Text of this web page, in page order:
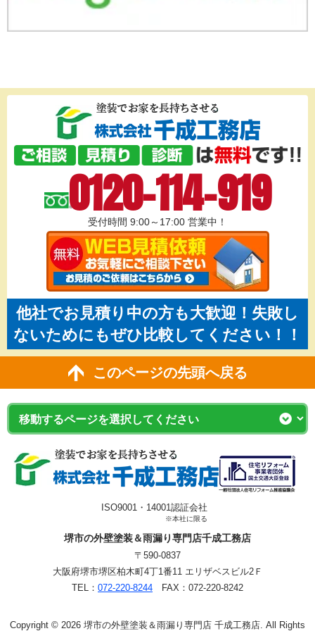
0120-114-919
受付時間 9:00～17:00 営業中！
他社でお見積り中の方も大歓迎！失敗し
ないためにもぜひ比較してください！！
このページの先頭へ戻る
ISO9001・14001認証会社
※本社に限る
堺市の外壁塗装＆雨漏り専門店千成工務店
〒590-0837
大阪府堺市堺区柏木町4丁1番11 エリザベスビル2Ｆ
TEL： 072-220-8244 FAX：072-220-8242
Copyright © 2026 堺市の外壁塗装＆雨漏り専門店 千成工務店. All Rights